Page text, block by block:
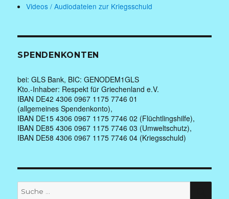
Videos / Audiodateien zur Kriegsschuld
SPENDENKONTEN
bei: GLS Bank, BIC: GENODEM1GLS
Kto.-Inhaber: Respekt für Griechenland e.V.
IBAN DE42 4306 0967 1175 7746 01
(allgemeines Spendenkonto),
IBAN DE15 4306 0967 1175 7746 02 (Flüchtlingshilfe),
IBAN DE85 4306 0967 1175 7746 03 (Umweltschutz),
IBAN DE58 4306 0967 1175 7746 04 (Kriegsschuld)
Suche
nach: